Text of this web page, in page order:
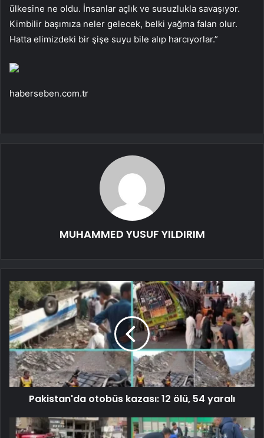
ülkesine ne oldu. İnsanlar açlık ve susuzlukla savaşıyor.
Kimbilir başımıza neler gelecek, belki yağma falan olur.
Hatta elimizdeki bir şişe suyu bile alıp harcıyorlar.”
haberseben.com.tr
MUHAMMED YUSUF YILDIRIM
Pakistan'da otobüs kazası: 12 ölü, 54 yaralı